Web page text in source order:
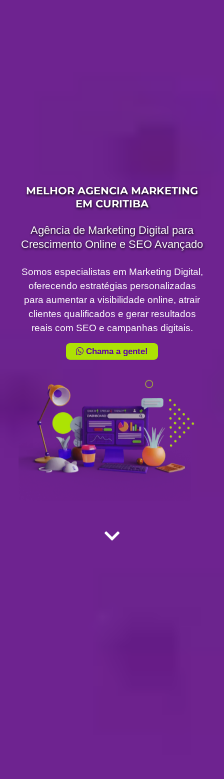
MELHOR AGENCIA MARKETING
EM CURITIBA
Agência de Marketing Digital para
Crescimento Online e SEO Avançado
Somos especialistas em Marketing Digital,
oferecendo estratégias personalizadas
para aumentar a visibilidade online, atrair
clientes qualificados e gerar resultados
reais com SEO e campanhas digitais.
Chama a gente!